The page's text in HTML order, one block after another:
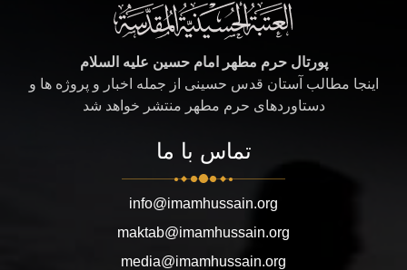
پورتال حرم مطهر امام حسین علیه السلام
اینجا مطالب آستان قدس حسینی از جمله اخبار و پروژه ها و
دستاوردهای حرم مطهر منتشر خواهد شد
تماس با ما
info@imamhussain.org
maktab@imamhussain.org
media@imamhussain.org